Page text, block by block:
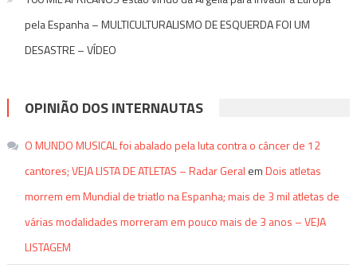
pela Espanha – MULTICULTURALISMO DE ESQUERDA FOI UM
DESASTRE – VÍDEO
OPINIÃO DOS INTERNAUTAS
O MUNDO MUSICAL foi abalado pela luta contra o câncer de 12
cantores; VEJA LISTA DE ATLETAS – Radar Geral emDois atletas
morrem em Mundial de triatlo na Espanha; mais de 3 mil atletas de
várias modalidades morreram em pouco mais de 3 anos – VEJA
LISTAGEM